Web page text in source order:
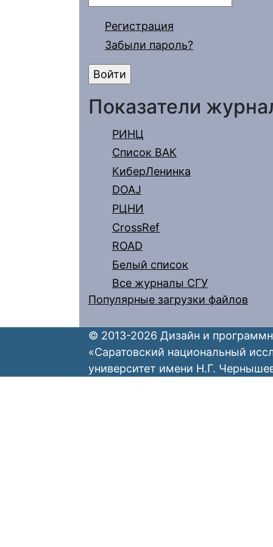
Регистрация
Забыли пароль?
Показатели
РИНЦ
Список ВАК
КиберЛенинка
DOAJ
РЦНИ
CrossRef
ROAD
Белый список
Все журналы СГУ
Популярные загрузки файлов
© 2013-2026 Дизайн и
«Саратовский национальный
университет имени Н.Г.